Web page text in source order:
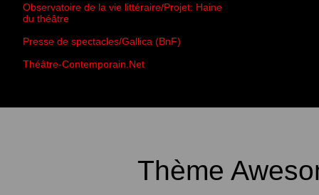
Observatoire de la vie littéraire/Projet: Haine
du théâtre
Presse de spectacles/Gallica (BnF)
Théâtre-Contemporain.Net
Thème